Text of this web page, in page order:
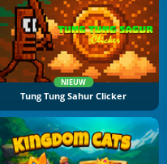
NIEUW
Tung Tung Sahur Clicker